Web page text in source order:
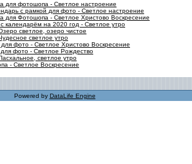
для фотошопа - Светлое настроение
с рамкой для фото - Светлое настроение
для Фотошопа - Светлое Христово Воскресение
календарём на 2020 год - Светлое утро
светлое, озеро чистое
светлое утро
фото - Светлое Христово Воскресение
фото - Светлое Рождество
светлое утро
- Светлое Воскресение
Powered by DataLife Engine